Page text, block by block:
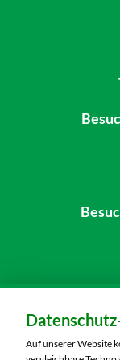
Auf unserer Website